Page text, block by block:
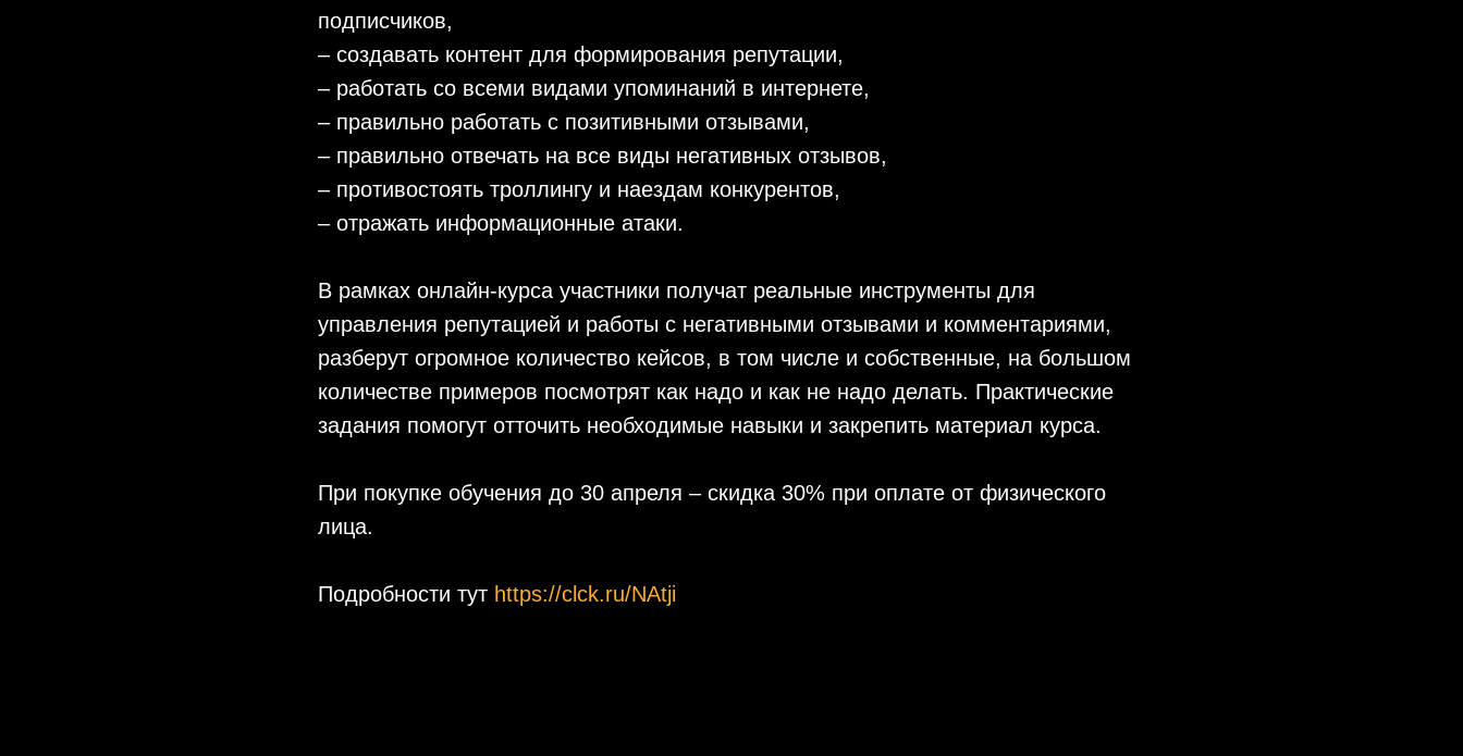
подписчиков,
– создавать контент для формирования репутации,
– работать со всеми видами упоминаний в интернете,
– правильно работать с позитивными отзывами,
– правильно отвечать на все виды негативных отзывов,
– противостоять троллингу и наездам конкурентов,
– отражать информационные атаки.
В рамках онлайн-курса участники получат реальные инструменты для
управления репутацией и работы с негативными отзывами и комментариями,
разберут огромное количество кейсов, в том числе и собственные, на большом
количестве примеров посмотрят как надо и как не надо делать. Практические
задания помогут отточить необходимые навыки и закрепить материал курса.
При покупке обучения до 30 апреля – скидка 30% при оплате от физического
лица.
Подробности тут https://clck.ru/NAtji